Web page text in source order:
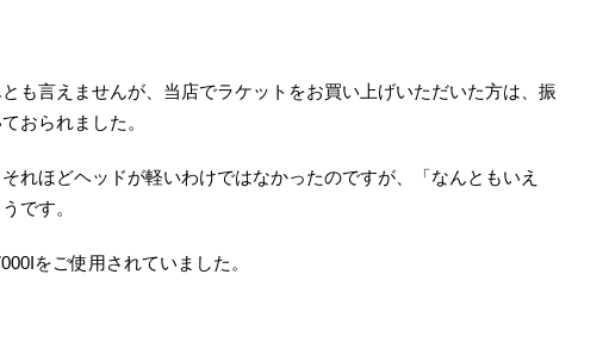
も言えませんが、当店でラケットをお買い上げいただいた方は、振
おられました。
れほどヘッドが軽いわけではなかったのですが、「なんともいえ
です。
をご使用されていました。